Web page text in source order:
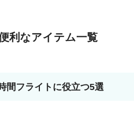
利なアイテム一覧
間フライトに役立つ5選